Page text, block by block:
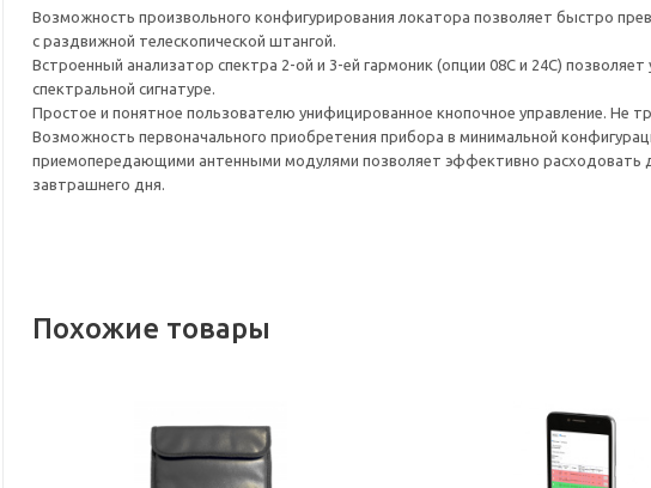
Возможность произвольного конфигурирования локатора позволяет быстро
с раздвижной телескопической штангой.
Встроенный анализатор спектра 2-ой и 3-ей гармоник (опции 08С и 24С)
спектральной сигнатуре.
Простое и понятное пользователю унифицированное кнопочное управление. Не
Возможность первоначального приобретения прибора в минимальной
приемопередающими антенными модулями позволяет эффективно расходовать
завтрашнего дня.
Похожие товары